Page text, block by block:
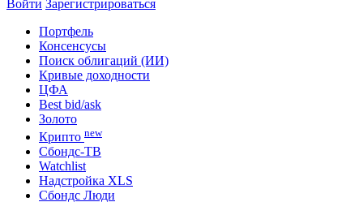
Войти Зарегистрироваться
Портфель
Консенсусы
Поиск облигаций (ИИ)
Кривые доходности
ЦФА
Best bid/ask
Золото
Крипто new
Сбондс-ТВ
Watchlist
Надстройка XLS
Сбондс Люди